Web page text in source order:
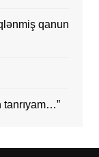
qanun
tanrıyam…”